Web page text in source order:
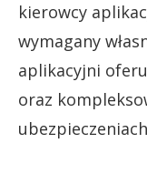
kierowcy
wymagany
aplikacyjni
oraz